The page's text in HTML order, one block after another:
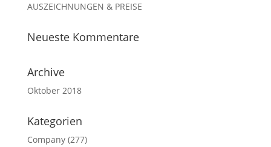
AUSZEICHNUNGEN & PREISE
Neueste Kommentare
Archive
Oktober 2018
Kategorien
Company(277)